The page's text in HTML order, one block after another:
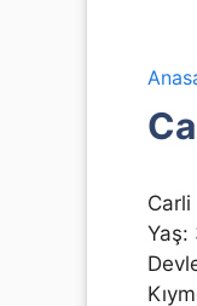
Yaş: